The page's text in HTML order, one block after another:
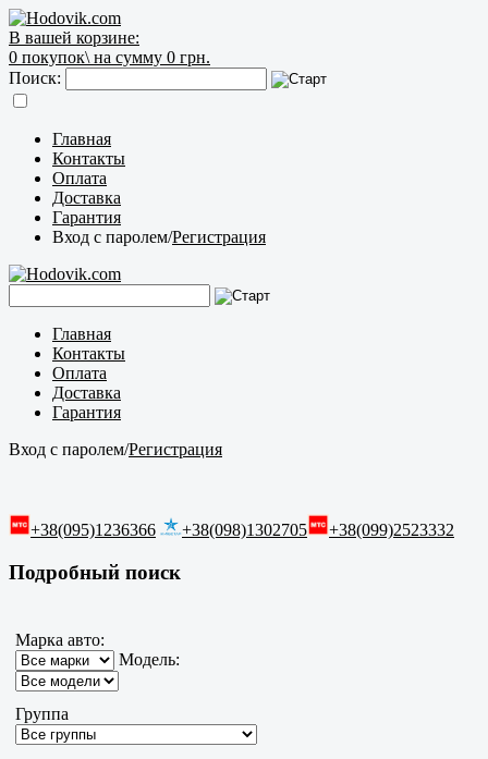
В вашей корзине:
0 покупок\ на сумму 0 грн.
Поиск:
Главная
Контакты
Оплата
Доставка
Гарантия
Вход с паролем/Регистрация
Главная
Контакты
Оплата
Доставка
Гарантия
Вход с паролем/Регистрация
+38(095)1236366 +38(098)1302705 +38(099)2523332
Подробный поиск
Марка авто:
Модель:
Группа